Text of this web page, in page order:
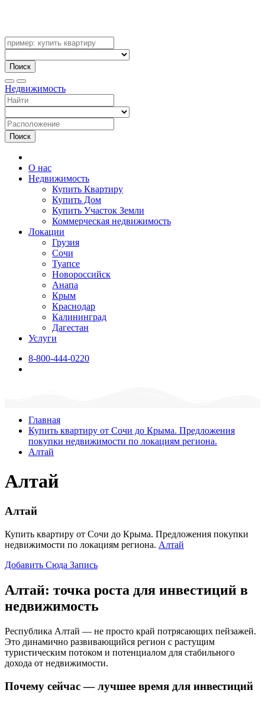
Поиск
Недвижимость
Поиск
О нас
Недвижимость
Купить Квартиру
Купить Дом
Купить Участок Земли
Коммерческая недвижимость
Локации
Грузия
Сочи
Туапсе
Новороссийск
Анапа
Крым
Краснодар
Калининград
Дагестан
Услуги
8-800-444-0220
Главная
Купить квартиру от Сочи до Крыма. Предложения
покупки недвижимости по локациям региона.
Алтай
Алтай
Алтай
Купить квартиру от Сочи до Крыма. Предложения покупки
недвижимости по локациям региона. Алтай
Добавить Сюда Запись
Алтай: точка роста для инвестиций в
недвижимость
Республика Алтай — не просто край потрясающих пейзажей.
Это динамично развивающийся регион с растущим
туристическим потоком и потенциалом для стабильного
дохода от недвижимости.
Почему сейчас — лучшее время для инвестиций